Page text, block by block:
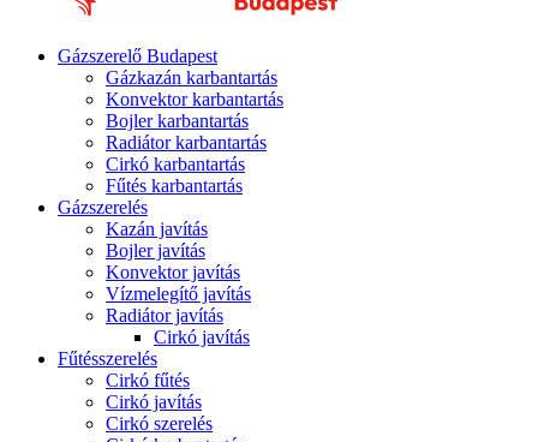
Gázszerelő Budapest
Gázkazán karbantartás
Konvektor karbantartás
Bojler karbantartás
Radiátor karbantartás
Cirkó karbantartás
Fűtés karbantartás
Gázszerelés
Kazán javítás
Bojler javítás
Konvektor javítás
Vízmelegítő javítás
Radiátor javítás
Cirkó javítás
Fűtésszerelés
Cirkó fűtés
Cirkó javítás
Cirkó szerelés